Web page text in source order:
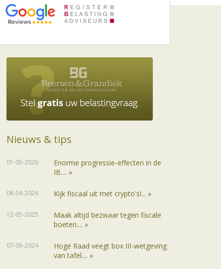
Nieuws & tips
01-05-2026
Enorme progressie-effecten in de
IB.... »
08-04-2026 Kijk fiscaal uit met crypto's!... »
12-05-2025
Maak altijd bezwaar tegen fiscale
boeten.... »
07-06-2024
Hoge Raad veegt box III-wetgeving
van tafel.... »